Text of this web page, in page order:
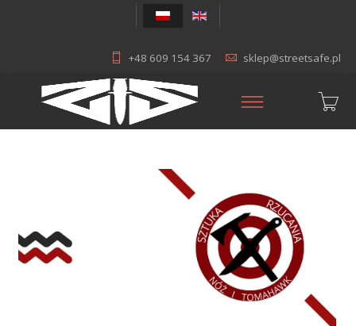
+48 609 154 367 sklep@streetsafe.pl